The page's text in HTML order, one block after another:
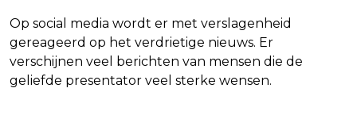
Op social media wordt er met verslagenheid
gereageerd op het verdrietige nieuws. Er
verschijnen veel berichten van mensen die de
geliefde presentator veel sterke wensen.